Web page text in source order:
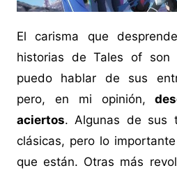
El carisma que
historias de Tales of son
puedo hablar de sus
pero, en mi opinión,
aciertos. Algunas de sus
clásicas, pero lo
que están. Otras más